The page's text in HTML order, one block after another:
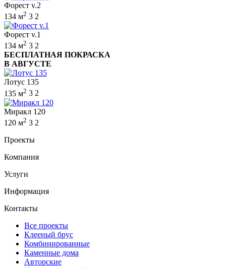
Форест v.2
134 м2 3 2
Форест v.1
134 м2 3 2
БЕСПЛАТНАЯ ПОКРАСКА
В АВГУСТЕ
Лотус 135
135 м2 3 2
Миракл 120
120 м2 3 2
Проекты
Компания
Услуги
Информация
Контакты
Все проекты
Клееный брус
Комбинированные
Каменные дома
Авторские